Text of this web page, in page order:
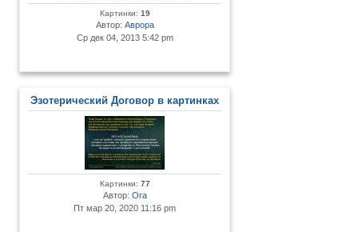
Картинки: 19
Автор: Аврора
Ср дек 04, 2013 5:42 pm
Эзотерический Договор в картинках
Картинки: 77
Автор: Ora
Пт мар 20, 2020 11:16 pm